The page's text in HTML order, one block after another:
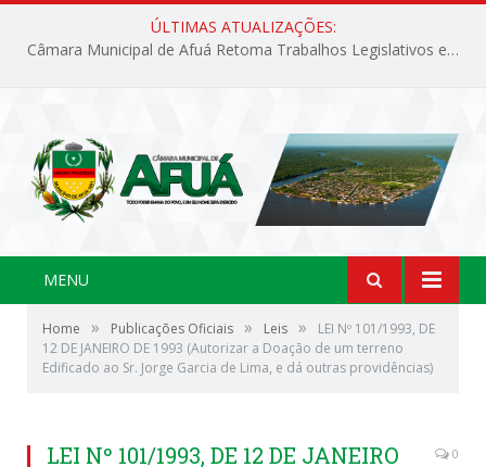
ÚLTIMAS ATUALIZAÇÕES:
Câmara Municipal de Afuá Retoma Trabalhos Legislativos em Sessão Ordinária
MENU
Home » Publicações Oficiais » Leis »
LEI Nº 101/1993, DE
12 DE JANEIRO DE 1993 (Autorizar a Doação de um terreno
Edificado ao Sr. Jorge Garcia de Lima, e dá outras providências)
LEI Nº 101/1993, DE 12 DE JANEIRO
0